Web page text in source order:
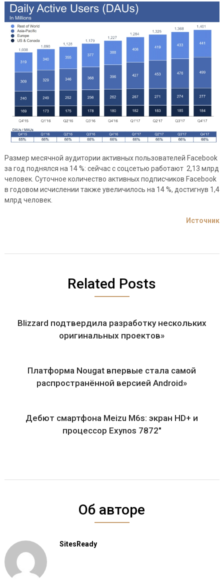
Размер месячной аудитории активных пользователей Facebook
за год поднялся на 14 %: сейчас с соцсетью работают 2,13 млрд
человек. Суточное количество активных подписчиков Facebook
в годовом исчислении также увеличилось на 14 %, достигнув 1,4
млрд человек.
Источник
Related Posts
Blizzard подтвердила разработку нескольких
оригинальных проектов»
Платформа Nougat впервые стала самой
распространённой версией Android»
Дебют смартфона Meizu M6s: экран HD+ и
процессор Exynos 7872″
Об авторе
SitesReady